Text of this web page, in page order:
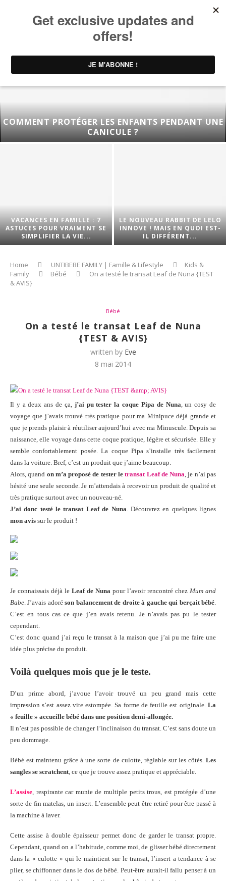
COMMENT PROTÉGER LES ENFANTS PENDANT UNE
CANICULE ?
VACANCES EN FAMILLE : 7
ASTUCES POUR VRAIMENT SE
SIMPLIFIER LA VIE...
LE NOUVEAU RABBIT DE LELO
INNOVE ! MAIS EN QUOI EST-
IL DIFFÉRENT...
Home UNTIBEBE FAMILY | Famille & Lifestyle
Kids &
Family
Bébé
On a testé le transat Leaf de Nuna {TEST
& AVIS}
Bébé
On a testé le transat Leaf de Nuna
{TEST & AVIS}
written by Eve
8 mai 2014
Il y a deux ans de ça, j’ai pu tester la coque Pipa de Nuna, un cosy de
voyage que j’avais trouvé très pratique pour ma Minipuce déjà grande et
que je prends plaisir à réutiliser aujourd’hui avec ma Minuscule. Depuis sa
naissance, elle voyage dans cette coque pratique, légère et sécurisée. Elle y
semble confortablement posée. La coque Pipa s’installe très facilement
dans la voiture. Bref, c’est un produit que j’aime beaucoup.
Alors, quand on m’a proposé de tester le transat Leaf de Nuna, je n’ai pas
hésité une seule seconde. Je m’attendais à recevoir un produit de qualité et
très pratique surtout avec un nouveau-né.
J’ai donc testé le transat Leaf de Nuna. Découvrez en quelques lignes
mon avis sur le produit !
Je connaissais déjà le Leaf de Nuna pour l’avoir rencontré chez Mum and
Babe. J’avais adoréson balancement de droite à gauche qui berçait bébé.
C’est en tous cas ce que j’en avais retenu. Je n’avais pas pu le tester
cependant.
C’est donc quand j’ai reçu le transat à la maison que j’ai pu me faire une
idée plus précise du produit.
Voilà quelques mois que je le teste.
D’un prime abord, j’avoue l’avoir trouvé un peu grand mais cette
impression s’est assez vite estompée. Sa forme de feuille est originale. La
« feuille » accueille bébé dans une position demi-allongée.
Il n’est pas possible de changer l’inclinaison du transat. C’est sans doute un
peu dommage.
Bébé est maintenu grâce à une sorte de culotte, réglable sur les côtés. Les
sangles se scratchent, ce que je trouve assez pratique et appréciable.
L’assise, respirante car munie de multiple petits trous, est protégée d’une
sorte de fin matelas, un insert. L’ensemble peut être retiré pour être passé à
la machine à laver.
Cette assise à double épaisseur permet donc de garder le transat propre.
Cependant, quand on a l’habitude, comme moi, de glisser bébé directement
dans la « culotte » qui le maintient sur le transat, l’insert a tendance à se
plier, se chiffonner dans le dos de bébé. Peut-être aurait-il fallu penser à un